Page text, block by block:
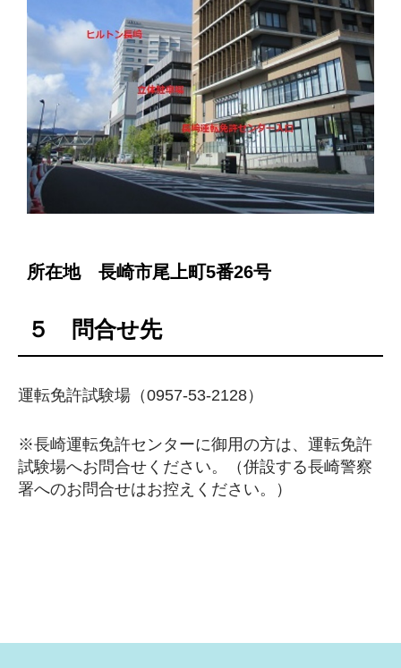
所在地 長崎市尾上町5番26号
５ 問合せ先
運転免許試験場（0957-53-2128）
※長崎運転免許センターに御用の方は、運転免許
試験場へお問合せください。（併設する長崎警察
署へのお問合せはお控えください。）